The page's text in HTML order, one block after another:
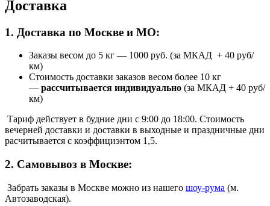
Доставка
1. Доставка по Москве и МО:
Заказы весом до 5 кг — 1000 руб. (за МКАД + 40 руб/
км)
Стоимость доставки заказов весом более 10 кг
— рассчитывается индивидуально (за МКАД + 40 руб/
км)
Тариф действует в будние дни с 9:00 до 18:00. Стоимость
вечерней доставки и доставки в выходные и праздничные дни
расчитывается с коэффициэнтом 1,5.
2. Самовывоз в Москве:
Забрать заказы в Москве можно из нашего шоу-рума (м.
Автозаводская).